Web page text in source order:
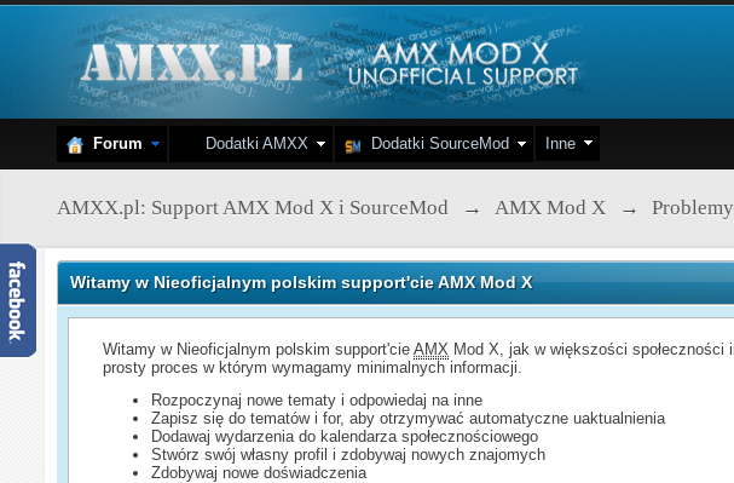
Forum Dodatki AMXX Dodatki SourceMod Inne
AMXX.pl: Support AMX Mod X i SourceMod → AMX Mod X → Problemy
Witamy w Nieoficjalnym polskim support'cie AMX Mod X
Witamy w Nieoficjalnym polskim support'cieAMX Mod X, jak w większości społeczności
prosty proces w którym wymagamy minimalnych informacji.
Rozpoczynaj nowe tematy i odpowiedaj na inne
Zapisz się do tematów i for, aby otrzymywać automatyczne uaktualnienia
Dodawaj wydarzenia do kalendarza społecznościowego
Stwórz swój własny profil i zdobywaj nowych znajomych
Zdobywaj nowe doświadczenia